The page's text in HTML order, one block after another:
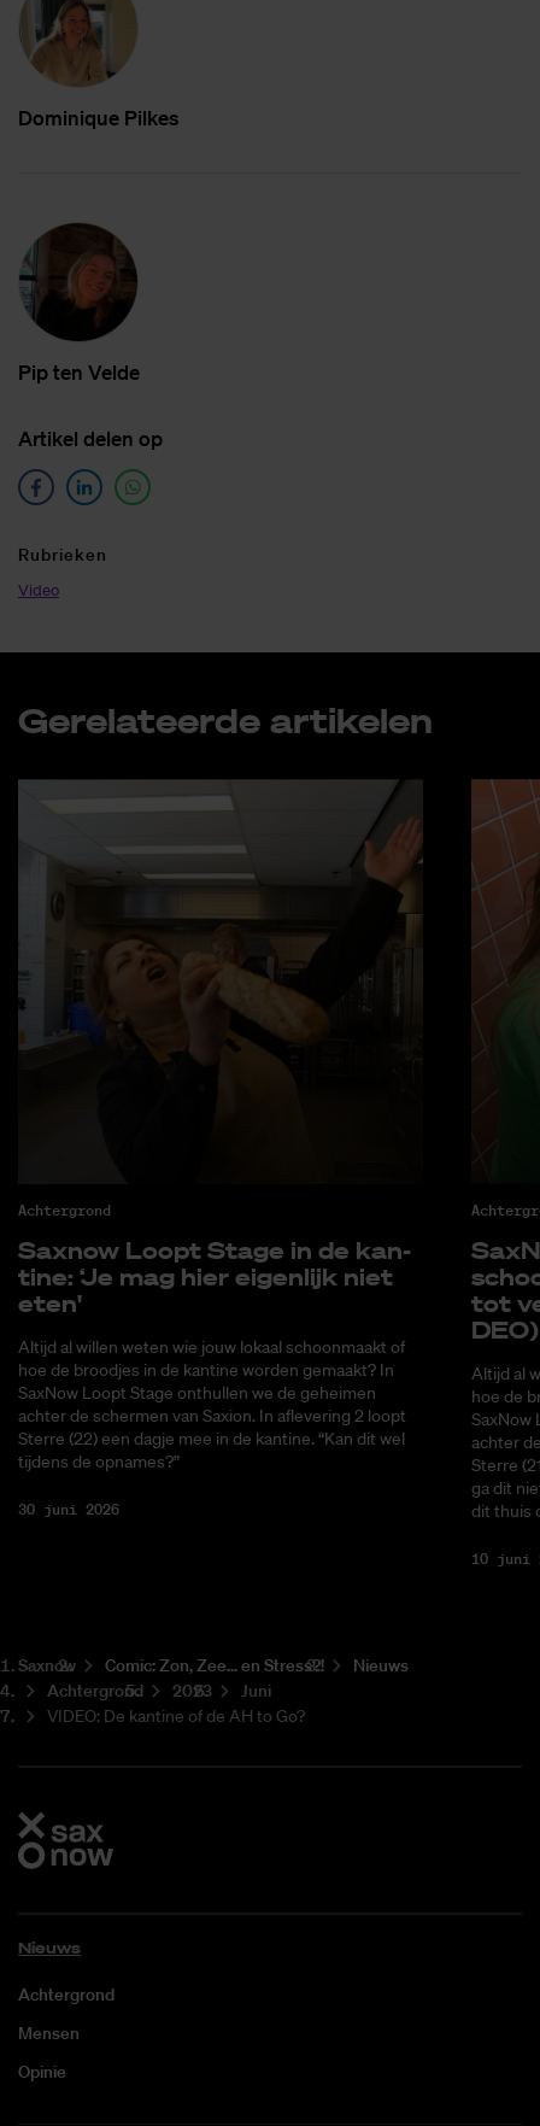
Do­mi­ni­que Pil­kes
Pip ten Vel­de
Ar­ti­kel de­len op
Ru­brie­ken
Video
Ge­re­la­teer­de ar­ti­ke­len
Achtergrond
Saxnow Loopt Sta­ge in de kan­
ti­ne: ‘Je mag hier ei­gen­lijk niet
eten'
Altijd al willen weten wie jouw lokaal schoonmaakt of
hoe de broodjes in de kantine worden gemaakt? In
SaxNow Loopt Stage onthullen we de geheimen
achter de schermen van Saxion. In aflevering 2 loopt
Sterre (22) een dagje mee in de kantine. “Kan dit wel
tijdens de opnames?”
30 juni 2026
tot
DEO)
Altijd al
hoe de
SaxNow
achter
Sterre
ga dit
dit thuis
10 juni
Saxnow Co­mic: Zon, Zee... en Stress?!
Nieuws
Achtergrond
2023
Juni
VIDEO: De kantine of de AH to Go?
Nieuws
Achtergrond
Mensen
Opinie